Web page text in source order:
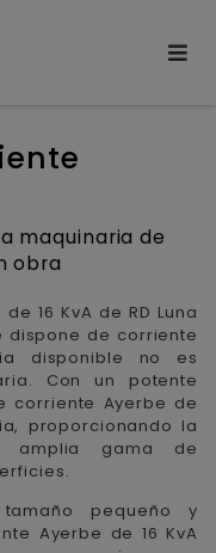
maquinaria de
obra
16 KvA de RD Luna
dispone de corriente
disponible no es
Con un potente
corriente Ayerbe de
proporcionando la
amplia gama de
pequeño y
Ayerbe de 16 KvA